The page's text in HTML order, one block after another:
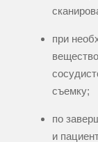
при
съемку;
по
и